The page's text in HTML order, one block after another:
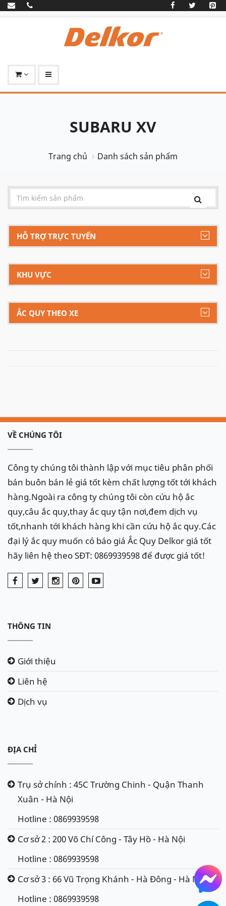
SUBARU XV
Trang chủ Danh sách sản phẩm
HỖ TRỢ TRỰC TUYẾN
KHU VỰC
ẮC QUY THEO XE
VỀ CHÚNG TÔI
Công ty chúng tôi thành lập với mục tiêu phân phối
bán buôn bán lẻ giá tốt kèm chất lượng tốt tới khách
hàng.Ngoài ra công ty chúng tôi còn cứu hộ ắc
quy,câu ắc quy,thay ắc quy tận nơi,đem dịch vụ
tốt,nhanh tới khách hàng khi cần cứu hộ ắc quy.Các
đại lý ắc quy muốn có báo giá Ắc Quy Delkor giá tốt
hãy liên hệ theo SĐT: 0869939598 để được giá tốt!
THÔNG TIN
Giới thiệu
Liên hệ
Dịch vụ
ĐỊA CHỈ
Trụ sở chính : 45C Trường Chinh - Quận Thanh
Xuân - Hà Nội
Hotline : 0869939598
Cơ sở 2 : 200 Võ Chí Công - Tây Hồ - Hà Nội
Hotline : 0869939598
Cơ sở 3 : 66 Vũ Trọng Khánh - Hà Đông - Hà Nội
Hotline : 0869939598